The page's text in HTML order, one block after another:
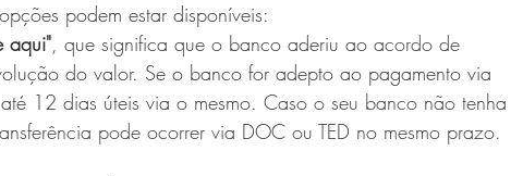
podem estar disponíveis:
aqui", que significa que o banco aderiu ao acordo de
do valor. Se o banco for adepto ao pagamento via
12 dias úteis via o mesmo. Caso o seu banco não tenha
pode ocorrer via DOC ou TED no mesmo prazo.